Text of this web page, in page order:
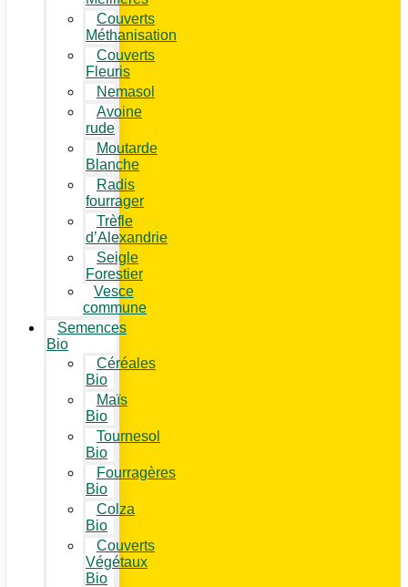
Couverts
Méthanisation
Couverts
Fleuris
Nemasol
Avoine
rude
Moutarde
Blanche
Radis
fourrager
Trèfle
d’Alexandrie
Seigle
Forestier
Vesce
commune
Semences
Bio
Céréales
Bio
Maïs
Bio
Tournesol
Bio
Fourragères
Bio
Colza
Bio
Couverts
Végétaux
Bio